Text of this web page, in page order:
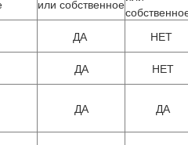
или собственное
ДА
НЕТ
ДА
НЕТ
ДА ДА